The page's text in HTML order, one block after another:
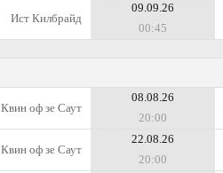
Ист Килбрайд
09.09.26
00:45
Квин оф зе Саут
08.08.26
20:00
Квин оф зе Саут
22.08.26
20:00